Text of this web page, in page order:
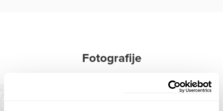
Fotografije